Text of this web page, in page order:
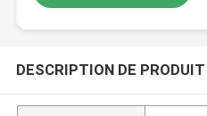
DESCRIPTION DE PRODUIT